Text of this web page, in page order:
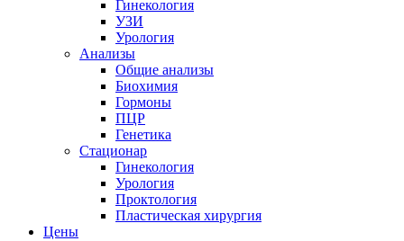
Гинекология
УЗИ
Урология
Анализы
Общие анализы
Биохимия
Гормоны
ПЦР
Генетика
Стационар
Гинекология
Урология
Проктология
Пластическая хирургия
Цены